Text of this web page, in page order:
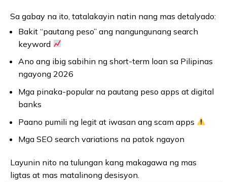
Sa gabay na ito, tatalakayin natin nang mas detalyado:
Bakit “pautang peso” ang nangungunang search
keyword
Ano ang ibig sabihin ng short-term loan sa Pilipinas
ngayong 2026
Mga pinaka-popular na pautang peso apps at digital
banks
Paano pumili ng legit at iwasan ang scam apps
Mga SEO search variations na patok ngayon
Layunin nito na tulungan kang makagawa ng mas
ligtas at mas matalinong desisyon.